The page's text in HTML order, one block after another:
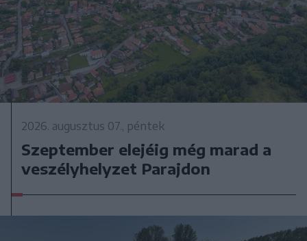
2026. augusztus 07., péntek
Szeptember elejéig még marad a
veszélyhelyzet Parajdon